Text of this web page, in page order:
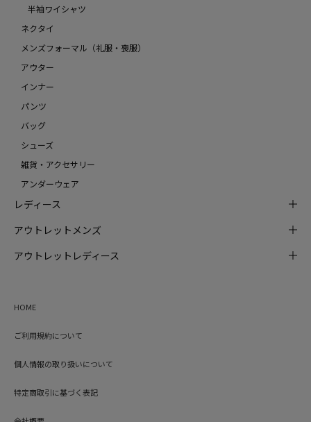
半袖ワイシャツ
ネクタイ
メンズフォーマル（礼服・喪服）
アウター
インナー
パンツ
バッグ
シューズ
雑貨・アクセサリー
アンダーウェア
レディース
アウトレットメンズ
アウトレットレディース
HOME
ご利用規約について
個人情報の取り扱いについて
特定商取引に基づく表記